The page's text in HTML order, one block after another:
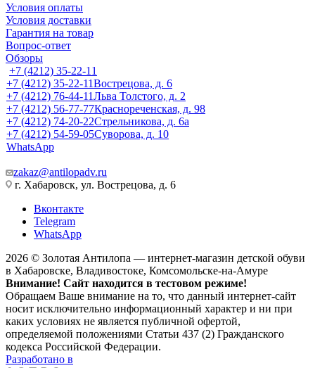
Условия оплаты
Условия доставки
Гарантия на товар
Вопрос-ответ
Обзоры
+7 (4212) 35-22-11
+7 (4212) 35-22-11Вострецова, д. 6
+7 (4212) 76-44-11Льва Толстого, д. 2
+7 (4212) 56-77-77Краснореченская, д. 98
+7 (4212) 74-20-22Стрельникова, д. 6а
+7 (4212) 54-59-05Суворова, д. 10
WhatsApp
zakaz@antilopadv.ru
г. Хабаровск, ул. Вострецова, д. 6
Вконтакте
Telegram
WhatsApp
2026 © Золотая Антилопа — интернет-магазин детской обуви
в Хабаровске, Владивостоке, Комсомольске-на-Амуре
Внимание! Сайт находится в тестовом режиме!
Обращаем Ваше внимание на то, что данный интернет-сайт
носит исключительно информационный характер и ни при
каких условиях не является публичной офертой,
определяемой положениями Статьи 437 (2) Гражданского
кодекса Российской Федерации.
Разработано в